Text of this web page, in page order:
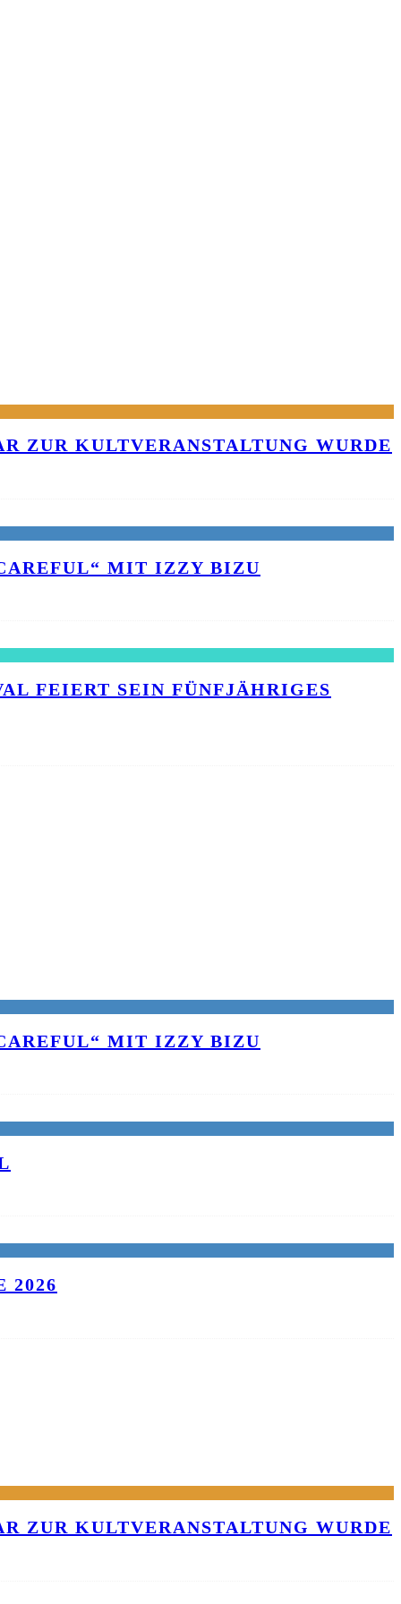
ZUR KULTVERANSTALTUNG WURDE
MIT IZZY BIZU
FEIERT SEIN FÜNFJÄHRIGES J
MIT IZZY BIZU
2026
ZUR KULTVERANSTALTUNG WURDE